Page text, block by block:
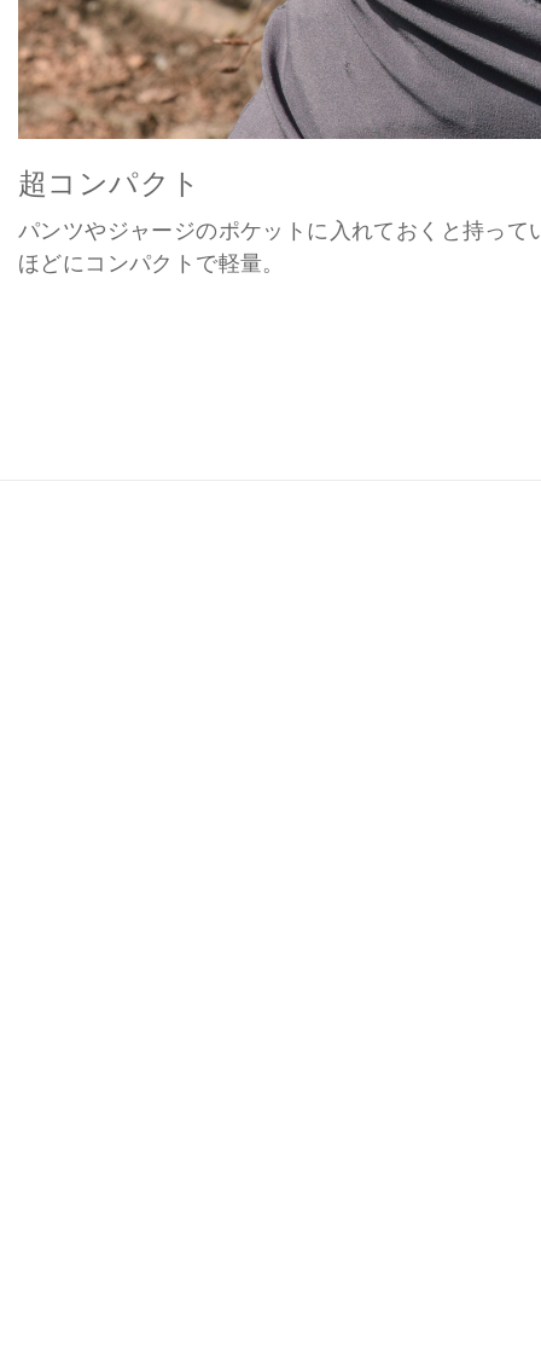
超コンパクト
パンツやジャージのポケットに入れておくと持って
ほどにコンパクトで軽量。